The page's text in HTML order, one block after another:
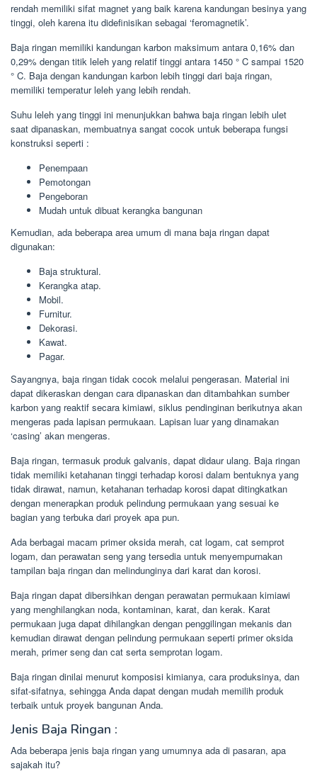
rendah memiliki sifat magnet yang baik karena kandungan besinya yang
tinggi, oleh karena itu didefinisikan sebagai ‘feromagnetik’.
Baja ringan memiliki kandungan karbon maksimum antara 0,16% dan
0,29% dengan titik leleh yang relatif tinggi antara 1450 ° C sampai 1520
° C. Baja dengan kandungan karbon lebih tinggi dari baja ringan,
memiliki temperatur leleh yang lebih rendah.
Suhu leleh yang tinggi ini menunjukkan bahwa baja ringan lebih ulet
saat dipanaskan, membuatnya sangat cocok untuk beberapa fungsi
konstruksi seperti :
Penempaan
Pemotongan
Pengeboran
Mudah untuk dibuat kerangka bangunan
Kemudian, ada beberapa area umum di mana baja ringan dapat
digunakan:
Baja struktural.
Kerangka atap.
Mobil.
Furnitur.
Dekorasi.
Kawat.
Pagar.
Sayangnya, baja ringan tidak cocok melalui pengerasan. Material ini
dapat dikeraskan dengan cara dipanaskan dan ditambahkan sumber
karbon yang reaktif secara kimiawi, siklus pendinginan berikutnya akan
mengeras pada lapisan permukaan. Lapisan luar yang dinamakan
‘casing’ akan mengeras.
Baja ringan, termasuk produk galvanis, dapat didaur ulang. Baja ringan
tidak memiliki ketahanan tinggi terhadap korosi dalam bentuknya yang
tidak dirawat, namun, ketahanan terhadap korosi dapat ditingkatkan
dengan menerapkan produk pelindung permukaan yang sesuai ke
bagian yang terbuka dari proyek apa pun.
Ada berbagai macam primer oksida merah, cat logam, cat semprot
logam, dan perawatan seng yang tersedia untuk menyempurnakan
tampilan baja ringan dan melindunginya dari karat dan korosi.
Baja ringan dapat dibersihkan dengan perawatan permukaan kimiawi
yang menghilangkan noda, kontaminan, karat, dan kerak. Karat
permukaan juga dapat dihilangkan dengan penggilingan mekanis dan
kemudian dirawat dengan pelindung permukaan seperti primer oksida
merah, primer seng dan cat serta semprotan logam.
Baja ringan dinilai menurut komposisi kimianya, cara produksinya, dan
sifat-sifatnya, sehingga Anda dapat dengan mudah memilih produk
terbaik untuk proyek bangunan Anda.
Jenis Baja Ringan :
Ada beberapa jenis baja ringan yang umumnya ada di pasaran, apa
sajakah itu?